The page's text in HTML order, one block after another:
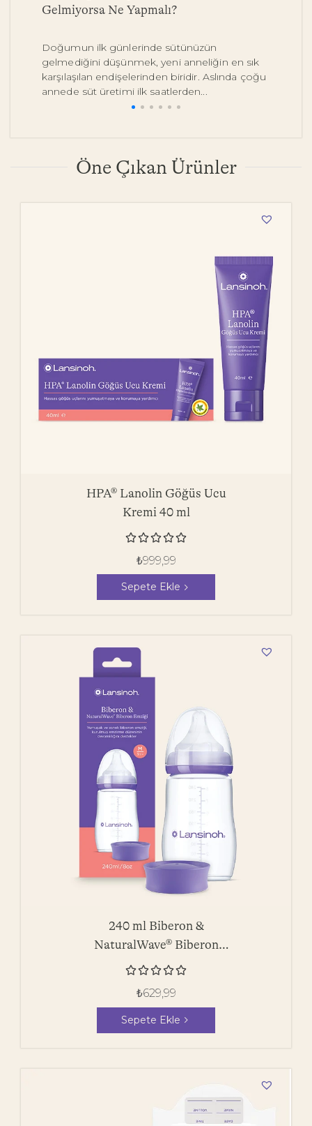
Gelmiyorsa Ne Yapmalı?
Doğumun ilk günlerinde sütünüzün
gelmediğini düşünmek, yeni anneliğin en sık
karşılaşılan endişelerinden biridir. Aslında çoğu
annede süt üretimi ilk saatlerden...
Öne Çıkan Ürünler
HPA® Lanolin Göğüs Ucu
Kremi 40 ml

₺999,99
Sepete Ekle
240 ml Biberon &
NaturalWave® Biberon
Emziği

₺629,99
Sepete Ekle